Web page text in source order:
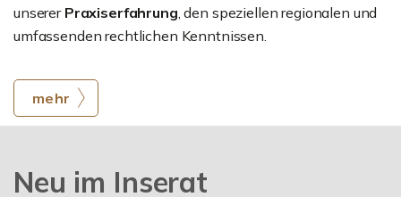
unserer Praxiserfahrung, den speziellen regionalen und
umfassenden rechtlichen Kenntnissen.
mehr
Neu im Inserat